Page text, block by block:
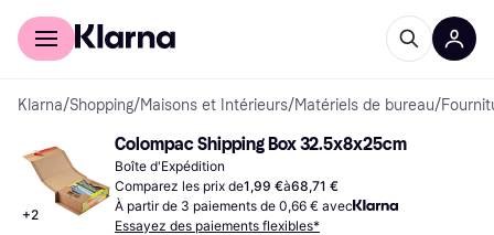
Acheter avec Klarna
Klarna/Shopping/Maisons et Intérieurs/Matériels de bureau/
+2
Colompac Shipping Box 32.5x8x25cm
Boîte d'Expédition
Comparez les prix de1,99 €à68,71 €
À partir de 3 paiements de 0,66 € avec
Essayez des paiements flexibles*